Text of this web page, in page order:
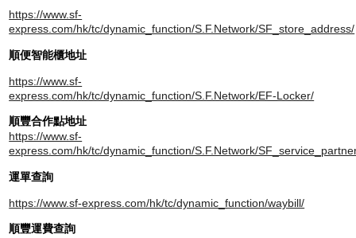
https://www.sf-
express.com/hk/tc/dynamic_function/S.F.Network/SF_store_address/
順便智能櫃地址
https://www.sf-
express.com/hk/tc/dynamic_function/S.F.Network/EF-Locker/
順豐合作點地址
https://www.sf-
express.com/hk/tc/dynamic_function/S.F.Network/
運單查詢
https://www.sf-express.com/hk/tc/dynamic_function/waybill/
順豐運費查詢